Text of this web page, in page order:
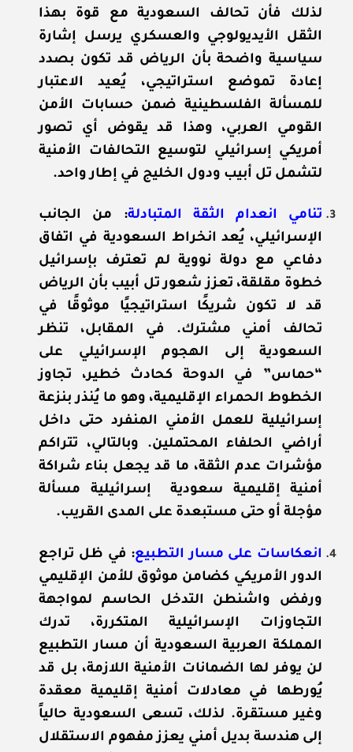
لذلك فأن تحالف السعودية مع قوة بهذا
الثقل الأيديولوجي والعسكري يرسل إشارة
سياسية واضحة بأن الرياض قد تكون بصدد
إعادة تموضع استراتيجي، يُعيد الاعتبار
للمسألة الفلسطينية ضمن حسابات الأمن
القومي العربي، وهذا قد يقوض أي تصور
أمريكي إسرائيلي لتوسيع التحالفات الأمنية
لتشمل تل أبيب ودول الخليج في إطار واحد.
تنامي انعدام الثقة المتبادلة: من الجانب
الإسرائيلي، يُعد انخراط السعودية في اتفاق
دفاعي مع دولة نووية لم تعترف بإسرائيل
خطوة مقلقة، تعزز شعور تل أبيب بأن الرياض
قد لا تكون شريكًا استراتيجيًا موثوقًا في
تحالف أمني مشترك. في المقابل، تنظر
السعودية إلى الهجوم الإسرائيلي على
“حماس” في الدوحة كحادث خطير، تجاوز
الخطوط الحمراء الإقليمية، وهو ما يُنذر بنزعة
إسرائيلية للعمل الأمني المنفرد حتى داخل
أراضي الحلفاء المحتملين. وبالتالي، تتراكم
مؤشرات عدم الثقة، ما قد يجعل بناء شراكة
أمنية إقليمية سعودية إسرائيلية مسألة
مؤجلة أو حتى مستبعدة على المدى القريب.
انعكاسات على مسار التطبيع: في ظل تراجع
الدور الأمريكي كضامن موثوق للأمن الإقليمي
ورفض واشنطن التدخل الحاسم لمواجهة
التجاوزات الإسرائيلية المتكررة، تدرك
المملكة العربية السعودية أن مسار التطبيع
لن يوفر لها الضمانات الأمنية اللازمة، بل قد
يُورطها في معادلات أمنية إقليمية معقدة
وغير مستقرة. لذلك، تسعى السعودية حالياً
إلى هندسة بديل أمني يعزز مفهوم الاستقلال